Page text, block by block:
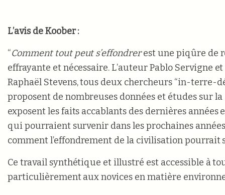
L’avis de Koober :
“Comment tout peut s’effondrerest une piqûre de
effrayante et nécessaire. L’auteur Pablo Servigne
Raphaël Stevens, tous deux chercheurs “in-terre-
proposent de nombreuses données et études sur la
exposent les faits accablants des dernières années
qui pourraient survenir dans les prochaines
comment l’effondrement de la civilisation pourrait
Ce travail synthétique et illustré est accessible à
particulièrement aux novices en matière